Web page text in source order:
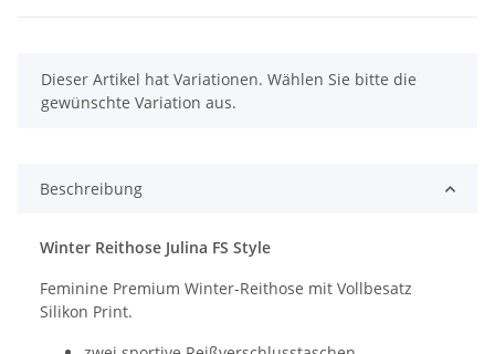
x
Dieser Artikel hat Variationen. Wählen Sie bitte die
gewünschte Variation aus.
Beschreibung
Winter Reithose Julina FS Style
Feminine Premium Winter-Reithose mit Vollbesatz
Silikon Print.